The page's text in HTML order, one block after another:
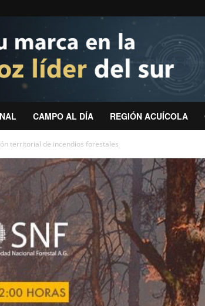
CAMPO AL DÍA REGIÓN ACUÍCOLA
territorial de incendios forestales